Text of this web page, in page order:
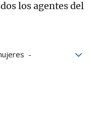
los agentes del